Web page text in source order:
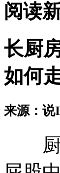
阅读
长厨
如何
来源：说
厨